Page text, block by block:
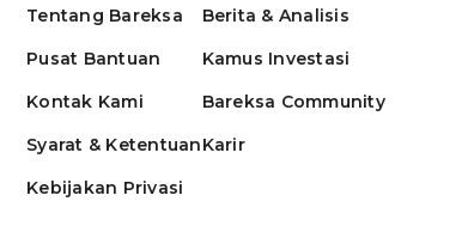
Tentang Bareksa
Pusat Bantuan
Kontak Kami
Syarat & Ketentuan
Kebijakan Privasi
Berita & Analisis
Kamus Investasi
Bareksa Community
Karir